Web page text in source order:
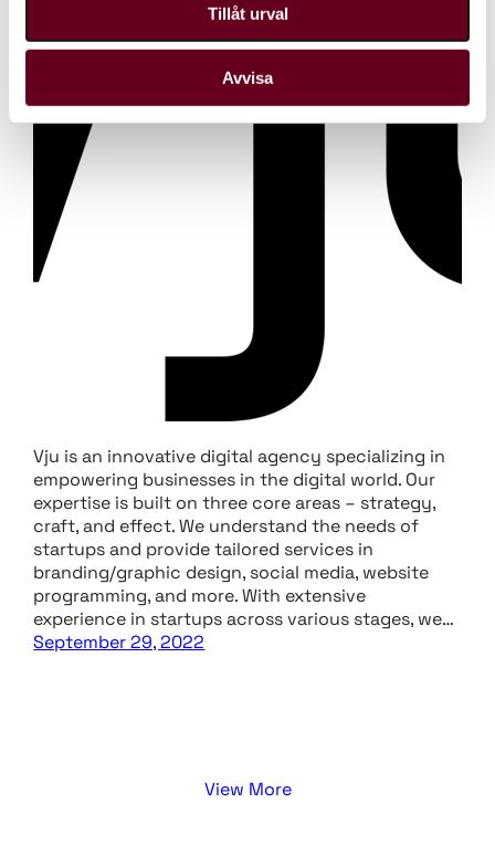
Tillåt urval
Avvisa
Vju is an innovative digital agency specializing in
empowering businesses in the digital world. Our
expertise is built on three core areas – strategy,
craft, and effect. We understand the needs of
startups and provide tailored services in
branding/graphic design, social media, website
programming, and more. With extensive
experience in startups across various stages, we…
September 29, 2022
View More